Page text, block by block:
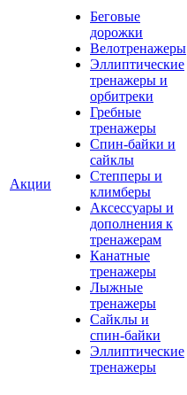
Акции
Беговые
дорожки
Велотренажеры
Эллиптические
тренажеры и
орбитреки
Гребные
тренажеры
Спин-байки и
сайклы
Степперы и
климберы
Аксессуары и
дополнения к
тренажерам
Канатные
тренажеры
Лыжные
тренажеры
Сайклы и
спин-байки
Эллиптические
тренажеры